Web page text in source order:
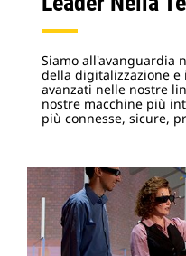
Siamo all'avanguardia
della digitalizzazione
avanzati nelle nostre
nostre macchine più
più connesse, sicure,